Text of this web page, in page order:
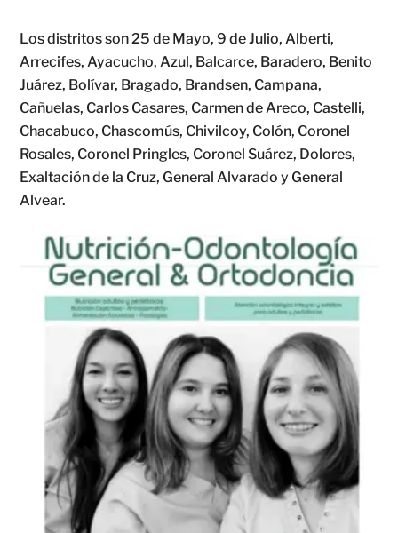
Los distritos son 25 de Mayo, 9 de Julio, Alberti,
Arrecifes, Ayacucho, Azul, Balcarce, Baradero, Benito
Juárez, Bolívar, Bragado, Brandsen, Campana,
Cañuelas, Carlos Casares, Carmen de Areco, Castelli,
Chacabuco, Chascomús, Chivilcoy, Colón, Coronel
Rosales, Coronel Pringles, Coronel Suárez, Dolores,
Exaltación de la Cruz, General Alvarado y General
Alvear.